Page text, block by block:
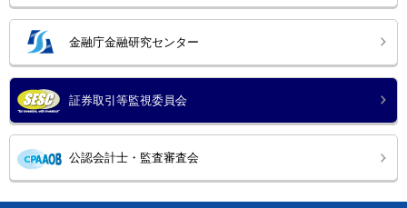
金融庁金融研究センター
証券取引等監視委員会
公認会計士・監査審査会